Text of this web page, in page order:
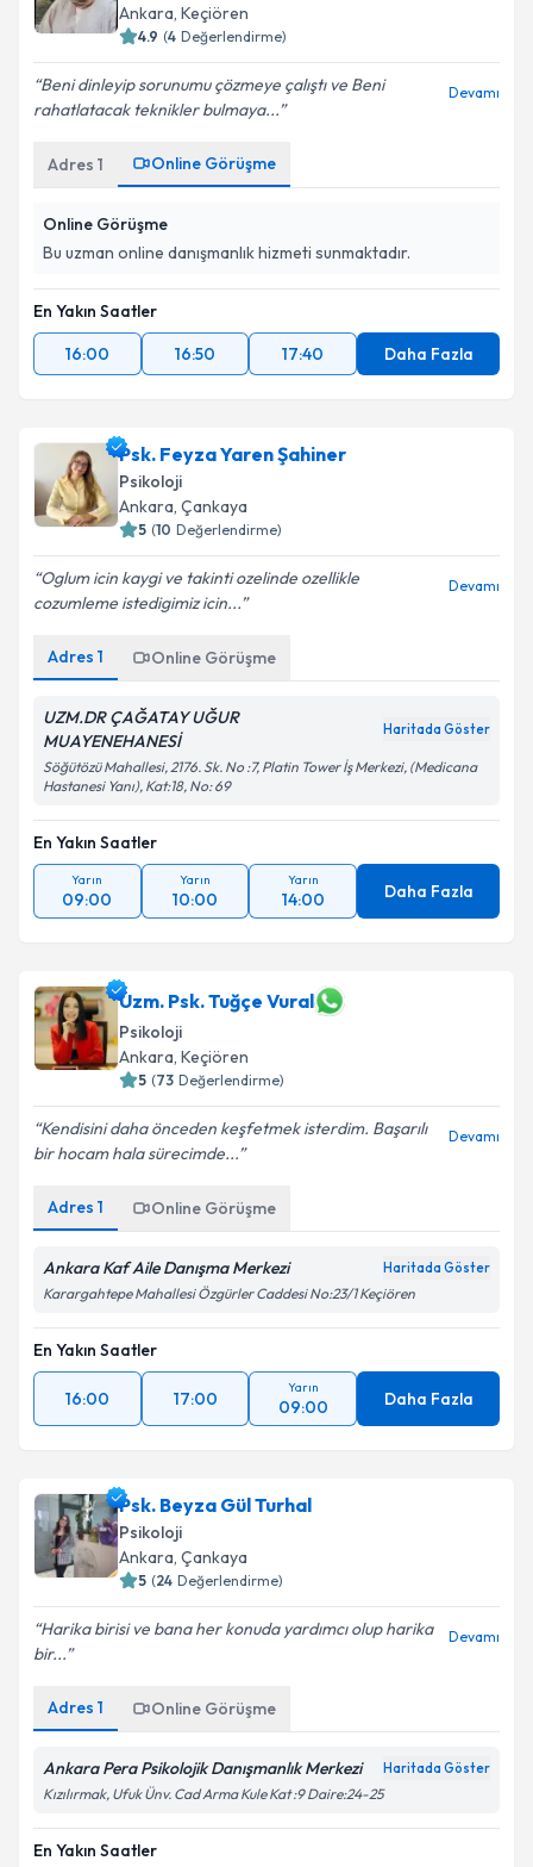
Ankara, Keçiören
4.9 (4 Değerlendirme)
Beni dinleyip sorunumu çözmeye çalıştı ve Beni
rahatlatacak teknikler bulmaya...
Devamı
Adres 1 Online Görüşme
Online Görüşme
Bu uzman online danışmanlık hizmeti sunmaktadır.
En Yakın Saatler
16:00
16:50 17:40 Daha Fazla
Psk. Feyza Yaren Şahiner
Psikoloji
Ankara, Çankaya
5 (10 Değerlendirme)
Oglum icin kaygi ve takinti ozelinde ozellikle
cozumleme istedigimiz icin...
Devamı
Adres 1 Online Görüşme
UZM.DR ÇAĞATAY UĞUR
MUAYENEHANESİ
Haritada Göster
Söğütözü Mahallesi, 2176. Sk. No :7, Platin Tower İş Merkezi, (Medicana
Hastanesi Yanı), Kat:18, No: 69
En Yakın Saatler
Yarın
09:00
Yarın
10:00
Yarın
14:00 Daha Fazla
Uzm. Psk. Tuğçe Vural
Psikoloji
Ankara, Keçiören
5 (73 Değerlendirme)
Kendisini daha önceden keşfetmek isterdim. Başarılı
bir hocam hala sürecimde...
Devamı
Adres 1 Online Görüşme
Ankara Kaf Aile Danışma Merkezi Haritada Göster
Karargahtepe Mahallesi Özgürler Caddesi No:23/1 Keçiören
En Yakın Saatler
16:00 17:00
Yarın
09:00 Daha Fazla
Psk. Beyza Gül Turhal
Psikoloji
Ankara, Çankaya
5 (24 Değerlendirme)
Harika birisi ve bana her konuda yardımcı olup harika
bir...
Devamı
Adres 1 Online Görüşme
Ankara Pera Psikolojik Danışmanlık Merkezi Haritada Göster
Kızılırmak, Ufuk Ünv. Cad Arma Kule Kat :9 Daire:24-25
En Yakın Saatler